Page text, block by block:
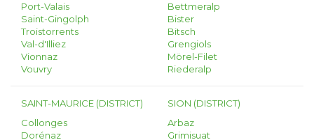
Port-Valais
Saint-Gingolph
Troistorrents
Val-d'Illiez
Vionnaz
Vouvry
Bettmeralp
Bister
Bitsch
Grengiols
Mörel-Filet
Riederalp
SAINT-MAURICE (DISTRICT)
Collonges
Dorénaz
SION (DISTRICT)
Arbaz
Grimisuat